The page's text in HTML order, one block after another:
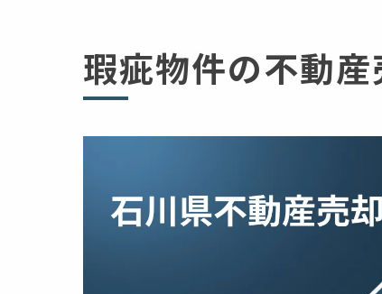
築古戸建
不動
築年
不動
安心
不動産売
瑕疵
瑕疵物件の不動